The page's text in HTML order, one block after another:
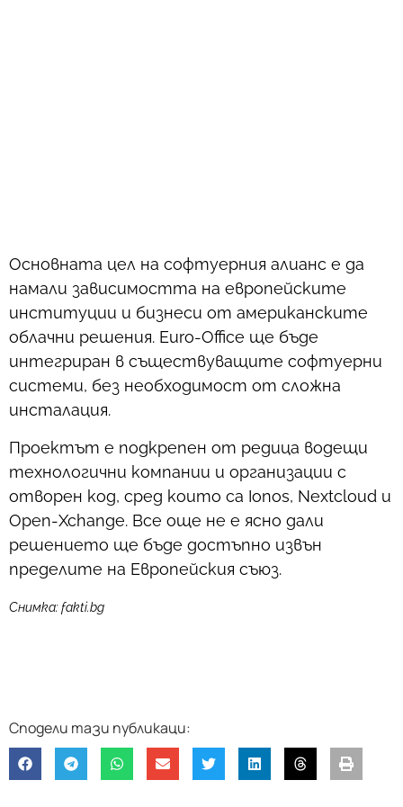
Основната цел на софтуерния алианс е да
намали зависимостта на европейските
институции и бизнеси от американските
облачни решения. Euro-Office ще бъде
интегриран в съществуващите софтуерни
системи, без необходимост от сложна
инсталация.
Проектът е подкрепен от редица водещи
технологични компании и организации с
отворен код, сред които са Ionos, Nextcloud и
Open-Xchange. Все още не е ясно дали
решението ще бъде достъпно извън
пределите на Европейския съюз.
Снимка: fakti.bg